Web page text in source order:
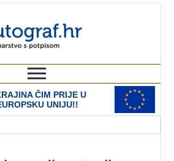
ČIM PRIJE U
UNIJU!!